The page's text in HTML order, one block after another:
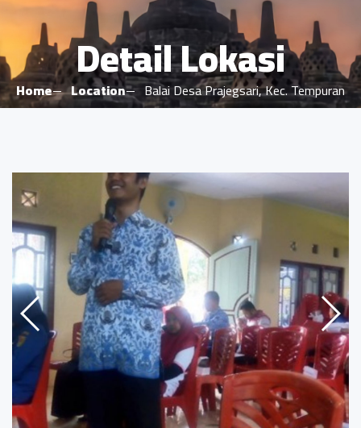
Detail Lokasi
Home Location Balai Desa Prajegsari, Kec. Tempuran